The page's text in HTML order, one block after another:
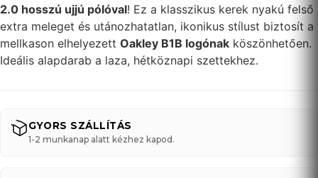
2.0 hosszú ujjú pólóval! Ez a klasszikus kerek nyakú felső
extra meleget és utánozhatatlan, ikonikus stílust biztosít a
mellkason elhelyezett Oakley B1B logónak köszönhetően.
Ideális alapdarab a laza, hétköznapi szettekhez.
GYORS SZÁLLÍTÁS
1-2 munkanap alatt kézhez kapod.